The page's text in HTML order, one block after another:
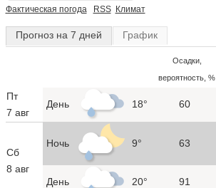
Фактическая погода RSS Климат
Прогноз на 7 дней График
Осадки,
вероятность, %
Пт
7 авг
День 18° 60
Сб
8 авг
Ночь 9° 63
День 20° 91